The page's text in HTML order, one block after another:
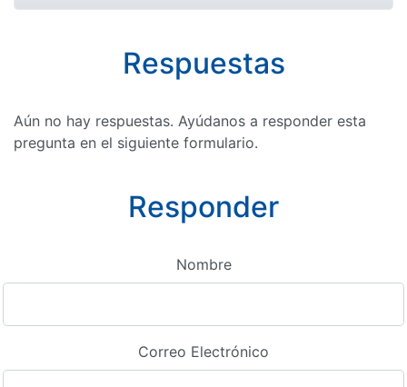
Respuestas
Aún no hay respuestas. Ayúdanos a responder esta
pregunta en el siguiente formulario.
Responder
Nombre
Correo Electrónico